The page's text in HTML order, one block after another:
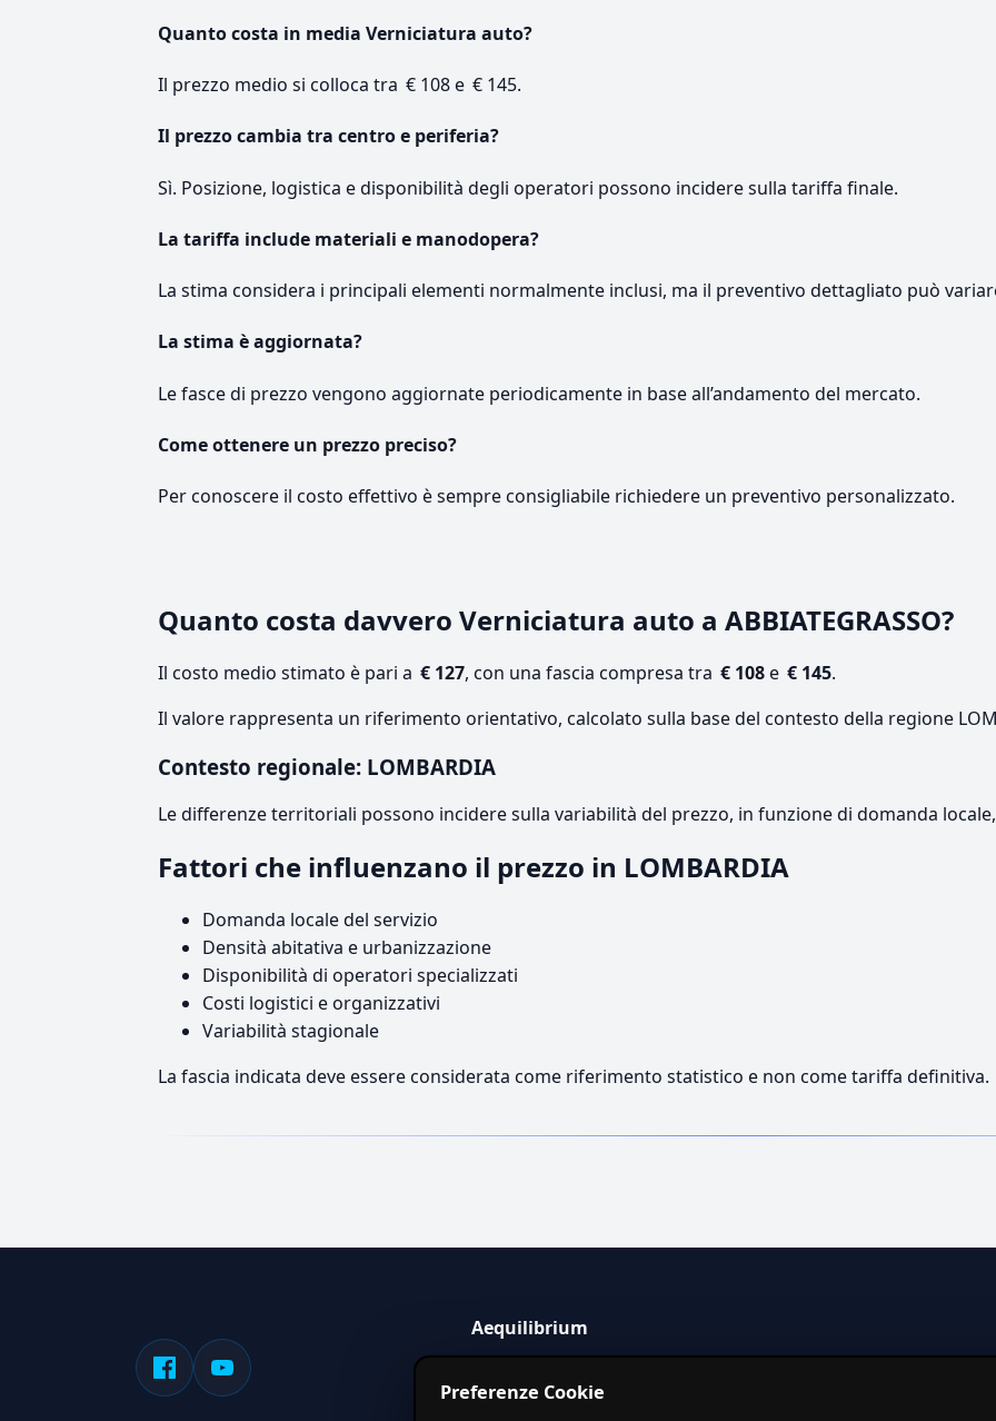
Quanto costa in media Verniciatura auto?
Il prezzo medio si colloca tra € 108 e € 145.
Il prezzo cambia tra centro e periferia?
Sì. Posizione, logistica e disponibilità degli operatori possono incidere sulla tariffa finale.
La tariffa include materiali e manodopera?
La stima considera i principali elementi normalmente inclusi, ma il preventivo dettagliato può
La stima è aggiornata?
Le fasce di prezzo vengono aggiornate periodicamente in base all’andamento del mercato.
Come ottenere un prezzo preciso?
Per conoscere il costo effettivo è sempre consigliabile richiedere un preventivo personalizzato.
Quanto costa davvero Verniciatura auto a ABBIATEGRASSO?
Il costo medio stimato è pari a € 127, con una fascia compresa tra € 108e € 145.
Il valore rappresenta un riferimento orientativo, calcolato sulla base del contesto della regione
Contesto regionale: LOMBARDIA
Le differenze territoriali possono incidere sulla variabilità del prezzo, in funzione di domanda
Fattori che influenzano il prezzo in LOMBARDIA
Domanda locale del servizio
Densità abitativa e urbanizzazione
Disponibilità di operatori specializzati
Costi logistici e organizzativi
Variabilità stagionale
La fascia indicata deve essere considerata come riferimento statistico e non come tariffa definitiva.
Aequilibrium
servizi in Italia.
Preferenze Cookie